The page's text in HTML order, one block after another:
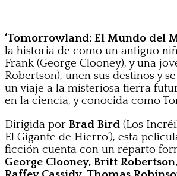
‘Tomorrowland: El Mundo del
la historia de como un antiguo
Frank (George Clooney), y una
Robertson), unen sus destinos y
un viaje a la misteriosa tierra
en la ciencia, y conocida como
Dirigida por Brad Bird (Los
El Gigante de Hierro’), esta
ficción cuenta con un reparto
George Clooney, Britt